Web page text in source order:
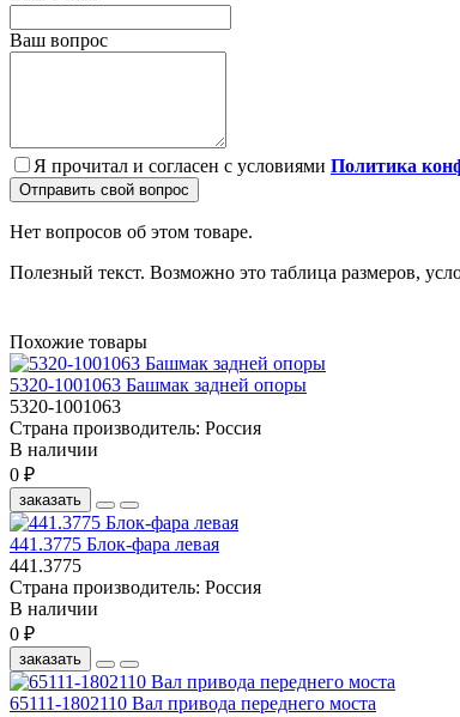
Ваш вопрос
Я прочитал и согласен с условиями Политика
Отправить свой вопрос
Нет вопросов об этом товаре.
Полезный текст. Возможно это таблица размеров,
Похожие товары
5320-1001063 Башмак задней опоры
5320-1001063
Страна производитель: Россия
В наличии
0 ₽
заказать
441.3775 Блок-фара левая
441.3775
Страна производитель: Россия
В наличии
0 ₽
заказать
65111-1802110 Вал привода переднего моста